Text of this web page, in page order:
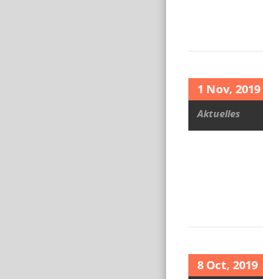
1 Nov, 2019
Aktuelles
8 Oct, 2019